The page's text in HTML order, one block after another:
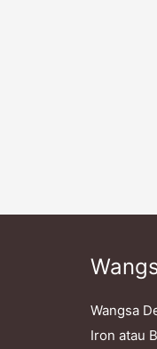
Wangsa
Iron atau